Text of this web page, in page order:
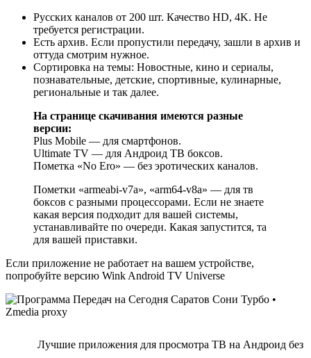
Русских каналов от 200 шт. Качество HD, 4K. Не
требуется регистрации.
Есть архив. Если пропустили передачу, зашли в архив и
оттуда смотрим нужное.
Сортировка на темы: Новостные, кино и сериалы,
познавательные, детские, спортивные, кулинарные,
региональные и так далее.
На странице скачивания имеются разные
версии:
Plus Mobile — для смартфонов.
Ultimate TV — для Андроид ТВ боксов.
Пометка «No Ero» — без эротических каналов.
Пометки «armeabi-v7a», «arm64-v8a» — для тв
боксов с разными процессорами. Если не знаете
какая версия подходит для вашей системы,
устанавливайте по очереди. Какая запустится, та
для вашей приставки.
Если приложение не работает на вашем устройстве,
попробуйте версию Wink Android TV Universe
Лучшие приложения для просмотра ТВ на Андроид без